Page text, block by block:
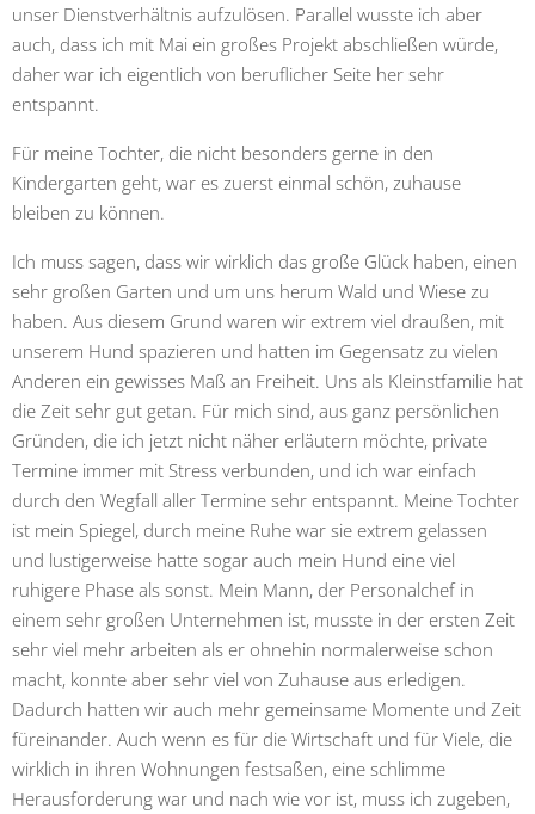
unser Dienstverhältnis aufzulösen. Parallel wusste ich aber
auch, dass ich mit Mai ein großes Projekt abschließen würde,
daher war ich eigentlich von beruflicher Seite her sehr
entspannt.
Für meine Tochter, die nicht besonders gerne in den
Kindergarten geht, war es zuerst einmal schön, zuhause
bleiben zu können.
Ich muss sagen, dass wir wirklich das große Glück haben, einen
sehr großen Garten und um uns herum Wald und Wiese zu
haben. Aus diesem Grund waren wir extrem viel draußen, mit
unserem Hund spazieren und hatten im Gegensatz zu vielen
Anderen ein gewisses Maß an Freiheit. Uns als Kleinstfamilie hat
die Zeit sehr gut getan. Für mich sind, aus ganz persönlichen
Gründen, die ich jetzt nicht näher erläutern möchte, private
Termine immer mit Stress verbunden, und ich war einfach
durch den Wegfall aller Termine sehr entspannt. Meine Tochter
ist mein Spiegel, durch meine Ruhe war sie extrem gelassen
und lustigerweise hatte sogar auch mein Hund eine viel
ruhigere Phase als sonst. Mein Mann, der Personalchef in
einem sehr großen Unternehmen ist, musste in der ersten Zeit
sehr viel mehr arbeiten als er ohnehin normalerweise schon
macht, konnte aber sehr viel von Zuhause aus erledigen.
Dadurch hatten wir auch mehr gemeinsame Momente und Zeit
füreinander. Auch wenn es für die Wirtschaft und für Viele, die
wirklich in ihren Wohnungen festsaßen, eine schlimme
Herausforderung war und nach wie vor ist, muss ich zugeben,